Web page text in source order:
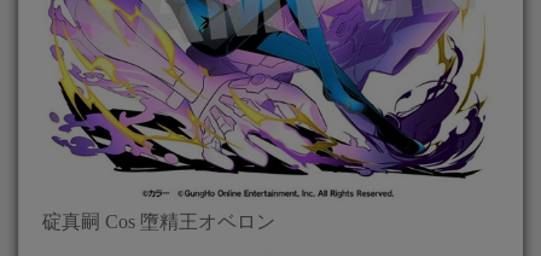
碇真嗣 Cos 墮精王オベロン